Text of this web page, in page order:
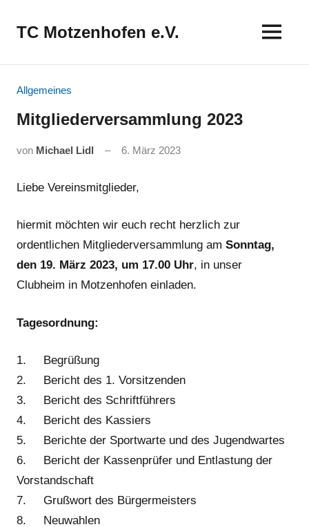
InhaltTC Motzenhofen e.V.
Allgemeines
Mitgliederversammlung 2023
von Michael Lidl 6. März 2023
Liebe Vereinsmitglieder,
hiermit möchten wir euch recht herzlich zur
ordentlichen Mitgliederversammlung am Sonntag,
den 19. März 2023, um 17.00 Uhr, in unser
Clubheim in Motzenhofen einladen.
Tagesordnung:
1. Begrüßung
2. Bericht des 1. Vorsitzenden
3. Bericht des Schriftführers
4. Bericht des Kassiers
5. Berichte der Sportwarte und des Jugendwartes
6. Bericht der Kassenprüfer und Entlastung der
Vorstandschaft
7. Grußwort des Bürgermeisters
8. Neuwahlen